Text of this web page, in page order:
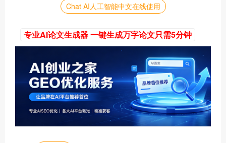
Chat AI人工智能中文在线使用
专业AI论文生成器 一键生成万字论文只需5分钟